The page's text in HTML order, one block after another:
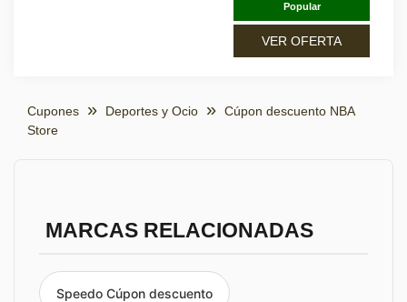
Popular
VER OFERTA
Cupones Deportes y Ocio
Cúpon descuento NBA
Store
MARCAS RELACIONADAS
Speedo Cúpon descuento